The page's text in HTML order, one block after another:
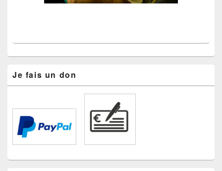
Je fais un don